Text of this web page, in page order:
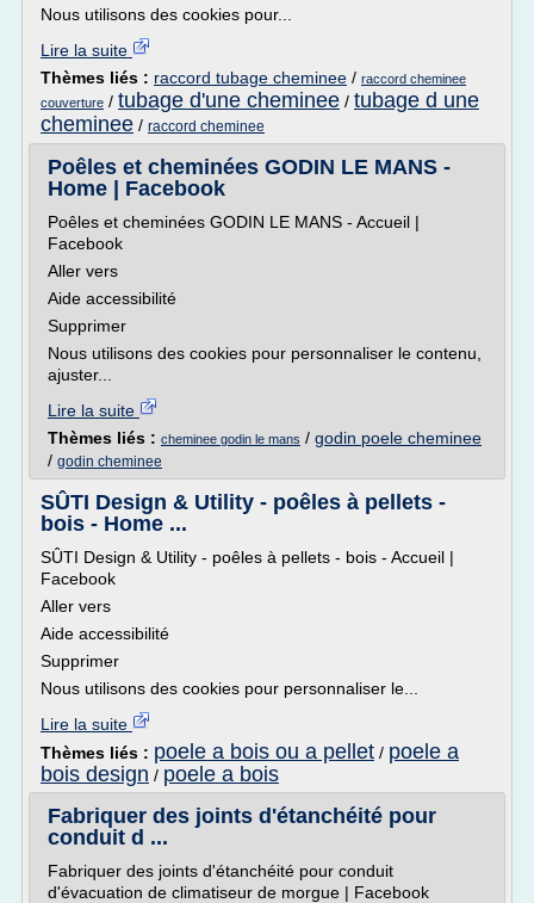
Nous utilisons des cookies pour...
Lire la suite
Thèmes liés : raccord tubage cheminee / raccord cheminee
couverture / tubage d'une cheminee / tubage d une
cheminee / raccord cheminee
Poêles et cheminées GODIN LE MANS -
Home | Facebook
Poêles et cheminées GODIN LE MANS - Accueil |
Facebook
Aller vers
Aide accessibilité
Supprimer
Nous utilisons des cookies pour personnaliser le contenu,
ajuster...
Lire la suite
Thèmes liés : cheminee godin le mans / godin poele cheminee
/ godin cheminee
SÛTI Design & Utility - poêles à pellets -
bois - Home ...
SÛTI Design & Utility - poêles à pellets - bois - Accueil |
Facebook
Aller vers
Aide accessibilité
Supprimer
Nous utilisons des cookies pour personnaliser le...
Lire la suite
Thèmes liés : poele a bois ou a pellet / poele a
bois design / poele a bois
Fabriquer des joints d'étanchéité pour
conduit d ...
Fabriquer des joints d'étanchéité pour conduit
d'évacuation de climatiseur de morgue | Facebook